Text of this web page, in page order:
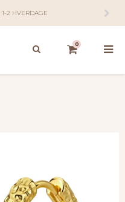
1-2 HVERDAGE
0